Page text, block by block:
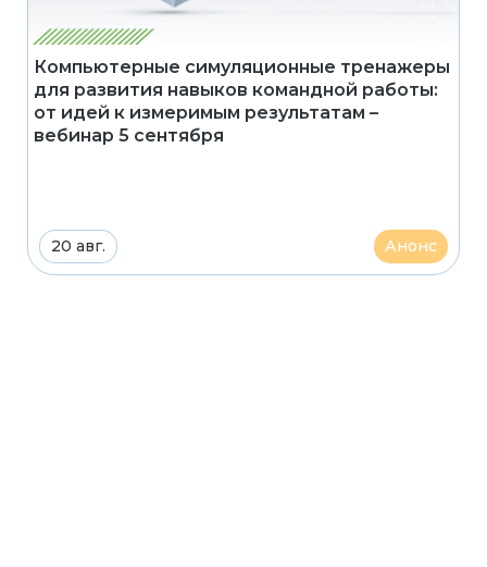
Компьютерные симуляционные тренажеры
для развития навыков командной работы:
от идей к измеримым результатам –
вебинар 5 сентября
20 авг. Анонс